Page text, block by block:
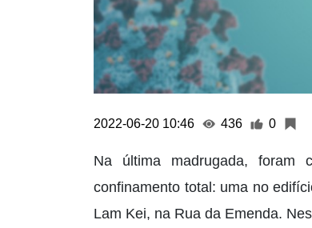
2022-06-20 10:46 436 0
Na última madrugada, foram
confinamento total: uma no
Lam Kei, na Rua da Emenda.